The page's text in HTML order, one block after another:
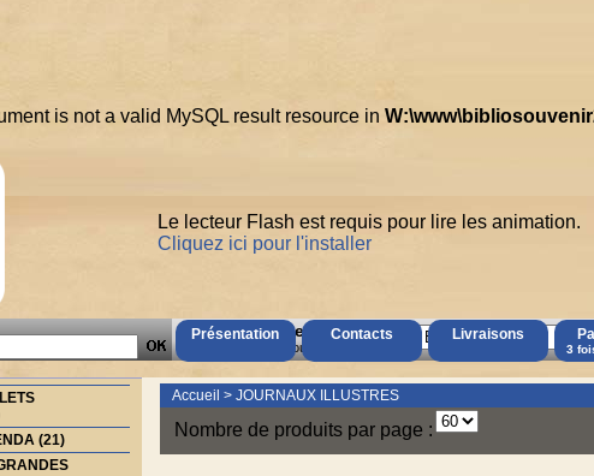
is not a valid MySQL result resource in
Présentation Contacts Livraisons
3
Le lecteur Flash est requis pour lire les animation.
Cliquez ici pour l'installer
AccÃ¨s Client
Mot de passe oubliÃ© ?
(21)
Accueil > JOURNAUX ILLUSTRES
Nombre de produits par page :